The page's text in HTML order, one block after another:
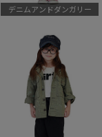
デニムアンドダンガリー